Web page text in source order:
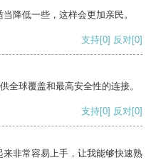
降低一些，这样会更加亲民。
支持[0] 反对[0]
全球覆盖和最高安全性的连接。
支持[0] 反对[0]
非常容易上手，让我能够快速熟